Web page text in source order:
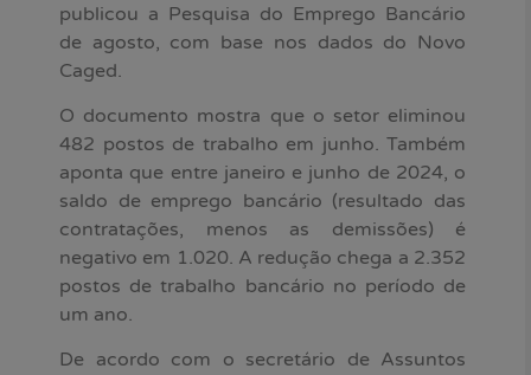
publicou a Pesquisa do Emprego Bancário
de agosto, com base nos dados do Novo
Caged.
O documento mostra que o setor eliminou
482 postos de trabalho em junho. Também
aponta que entre janeiro e junho de 2024, o
saldo de emprego bancário (resultado das
contratações, menos as demissões) é
negativo em 1.020. A redução chega a 2.352
postos de trabalho bancário no período de
um ano.
De acordo com o secretário de Assuntos